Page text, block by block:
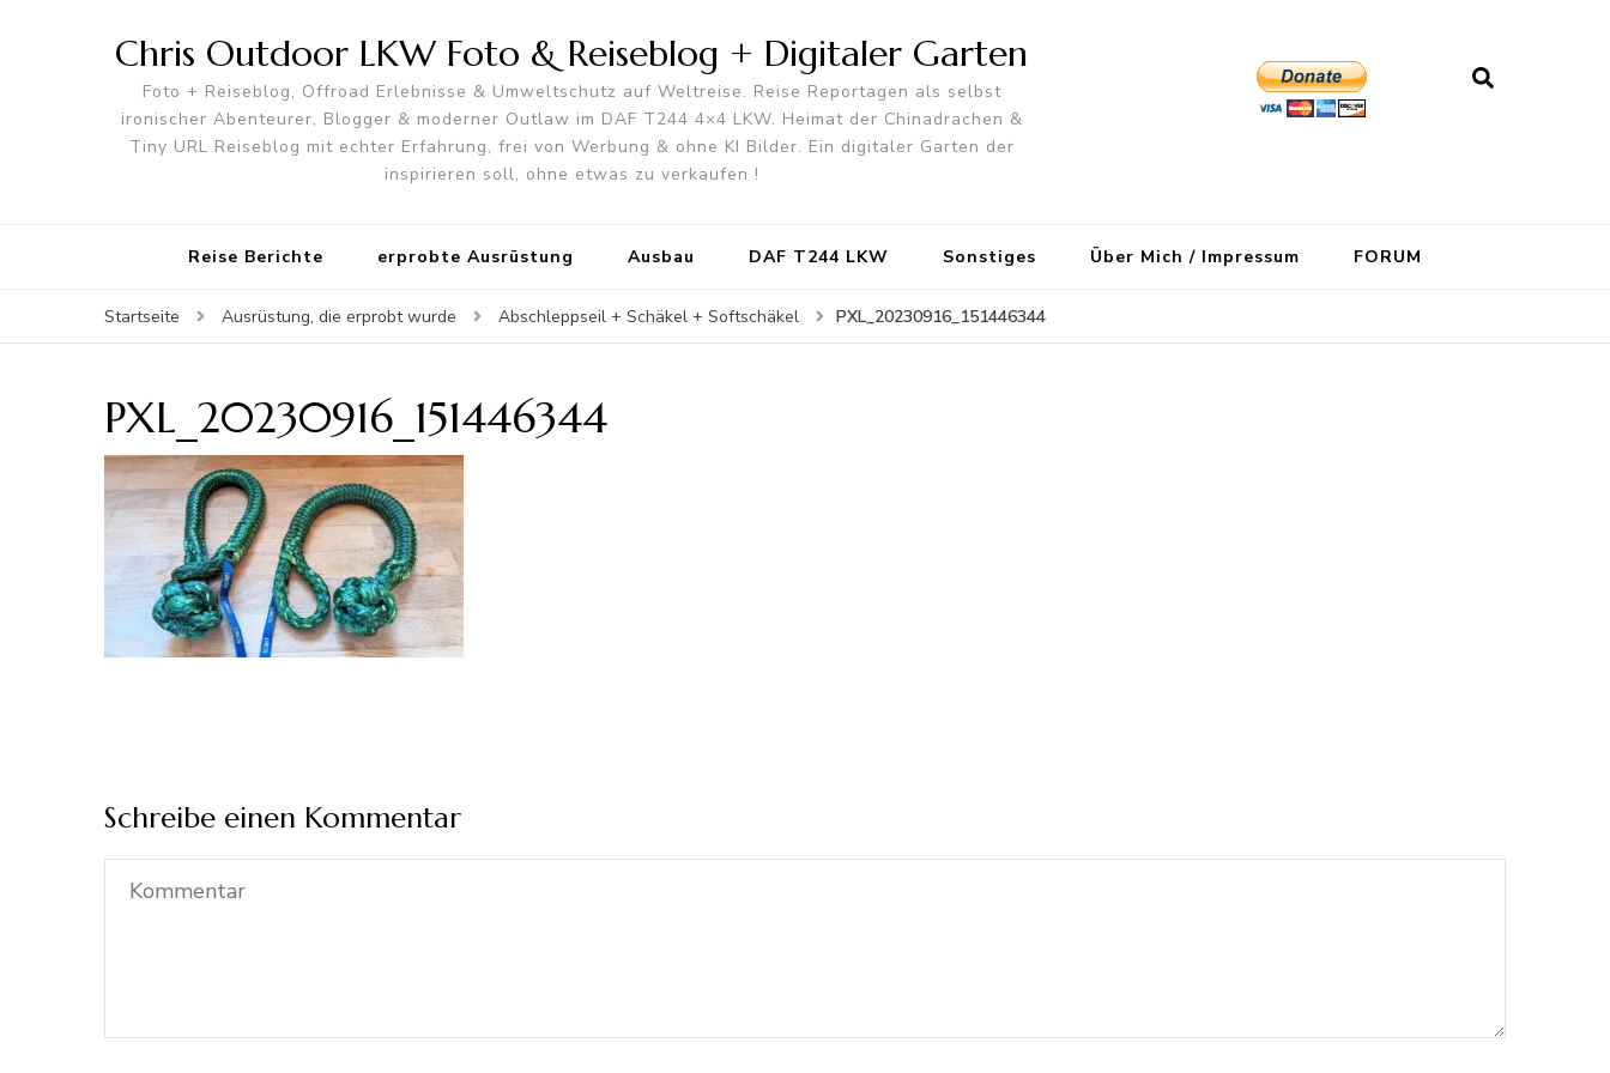
Chris Outdoor LKW Foto & Reiseblog + Digitaler Garten
Foto + Reiseblog, Offroad Erlebnisse & Umweltschutz auf Weltreise. Reise Reportagen als selbst
ironischer Abenteurer, Blogger & moderner Outlaw im DAF T244 4×4 LKW. Heimat der Chinadrachen &
Tiny URL Reiseblog mit echter Erfahrung, frei von Werbung & ohne KI Bilder. Ein digitaler Garten der
inspirieren soll, ohne etwas zu verkaufen !
Reise Berichte erprobte Ausrüstung Ausbau DAF T244 LKW Sonstiges Über Mich / Impressum FORUM
Startseite Ausrüstung, die erprobt wurde Abschleppseil + Schäkel + Softschäkel PXL_20230916_151446344
PXL_20230916_151446344
Schreibe einen Kommentar